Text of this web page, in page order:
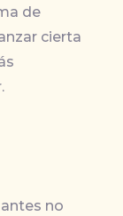
de
cierta
no